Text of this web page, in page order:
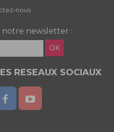
nous
notre newsletter :
OK
RESEAUX SOCIAUX